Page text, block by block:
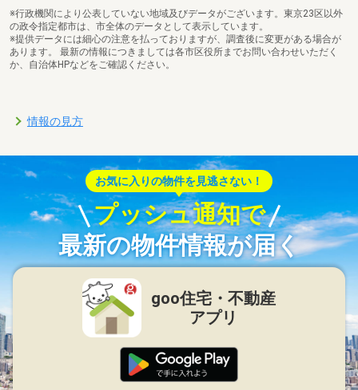
※行政機関により公表していない地域及びデータがございます。東京23区以外
の政令指定都市は、市全体のデータとして表示しています。
※提供データには細心の注意を払っておりますが、調査後に変更がある場合が
あります。 最新の情報につきましては各市区役所までお問い合わせいただく
か、自治体HPなどをご確認ください。
情報の見方
お気に入りの物件を見逃さない！
プッシュ通知で
最新の物件情報が届く
goo住宅・不動産
アプリ